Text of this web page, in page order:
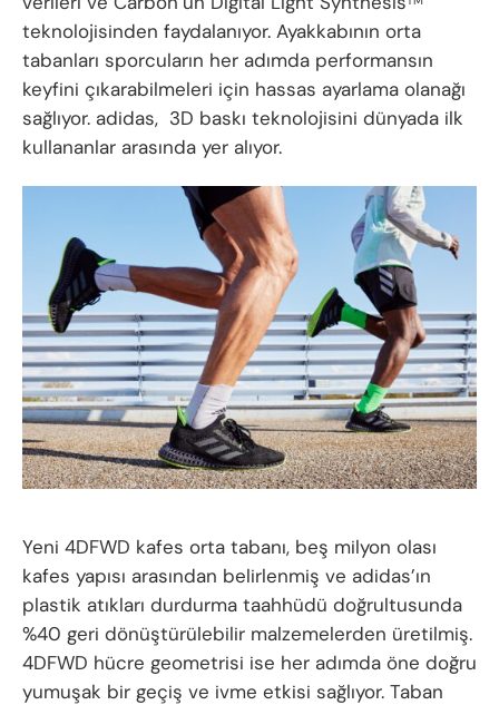
teknolojisinden faydalanıyor. Ayakkabının orta
tabanları sporcuların her adımda performansın
keyfini çıkarabilmeleri için hassas ayarlama olanağı
sağlıyor. adidas, 3D baskı teknolojisini dünyada ilk
kullananlar arasında yer alıyor.
Yeni 4DFWD kafes orta tabanı, beş milyon olası
kafes yapısı arasından belirlenmiş ve adidas’ın
plastik atıkları durdurma taahhüdü doğrultusunda
%40 geri dönüştürülebilir malzemelerden üretilmiş.
4DFWD hücre geometrisi ise her adımda öne doğru
yumuşak bir geçiş ve ivme etkisi sağlıyor. Taban